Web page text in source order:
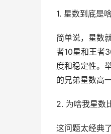
1. 星数到底是
简单说，星数
者10星和王者
度和稳定性。
的兄弟星数高
2. 为啥我星数
这问题太经典